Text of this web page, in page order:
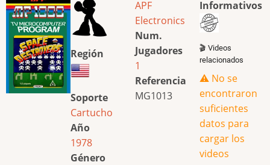
Región
Soporte
Cartucho
Año
1978
Género
APF
Electronics
Num.
Jugadores
1
Referencia
MG1013
Informativos
🎬 Videos
relacionados
⚠️ No se
encontraron
suficientes
datos para
cargar los
videos